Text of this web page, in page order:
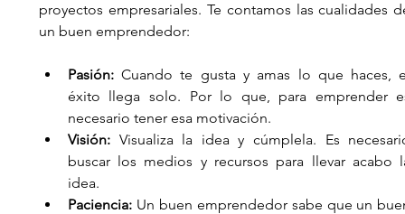
proyectos empresariales. Te contamos las cualidades
un buen emprendedor:
Pasión: Cuando te gusta y amas lo que haces,
éxito llega solo. Por lo que, para emprender
necesario tener esa motivación.
Visión: Visualiza la idea y cúmplela. Es
buscar los medios y recursos para llevar acabo
idea.
Paciencia: Un buen emprendedor sabe que un